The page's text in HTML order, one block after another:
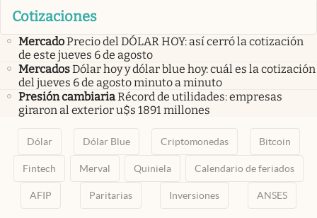
Cotizaciones
MercadoPrecio del DÓLAR HOY: así cerró la cotización
de este jueves 6 de agosto
MercadosDólar hoy y dólar blue hoy: cuál es la cotización
del jueves 6 de agosto minuto a minuto
Presión cambiariaRécord de utilidades: empresas
giraron al exterior u$s 1891 millones
Dólar Dólar Blue Criptomonedas Bitcoin
Fintech Merval Quiniela Calendario de feriados
AFIP Paritarias Inversiones ANSES